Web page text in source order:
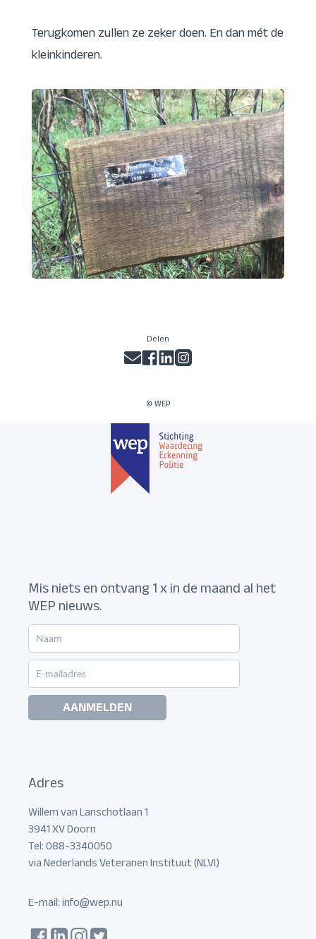
Terugkomen zullen ze zeker doen. En dan mét de
kleinkinderen.
Delen
© WEP
Mis niets en ontvang 1 x in de maand al het
WEP nieuws.
AANMELDEN
Adres
Willem van Lanschotlaan 1
3941 XV Doorn
Tel: 088-3340050
via Nederlands Veteranen Instituut (NLVI)
E-mail:info@wep.nu